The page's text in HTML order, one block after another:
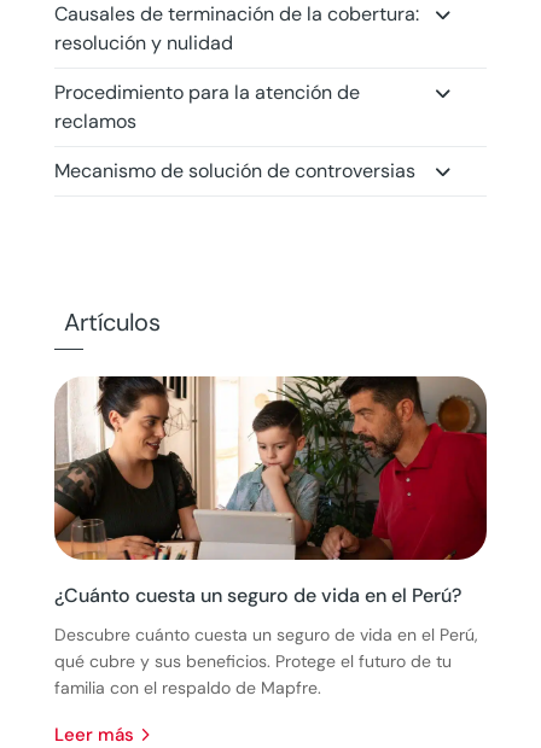
Causales de terminación de la cobertura:
resolución y nulidad
Procedimiento para la atención de
reclamos
Mecanismo de solución de controversias
Artículos
¿Cuánto cuesta un seguro de vida en el Perú?
Descubre cuánto cuesta un seguro de vida en el Perú,
qué cubre y sus beneficios. Protege el futuro de tu
familia con el respaldo de Mapfre.
leer más